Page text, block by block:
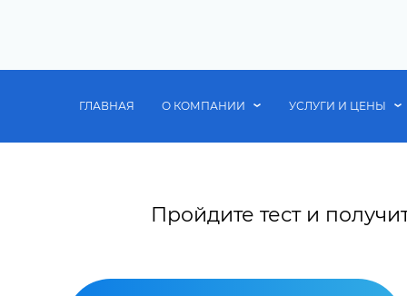
ГЛАВНАЯ О КОМПАНИИ УСЛУГИ И ЦЕНЫ
Пройдите тест и